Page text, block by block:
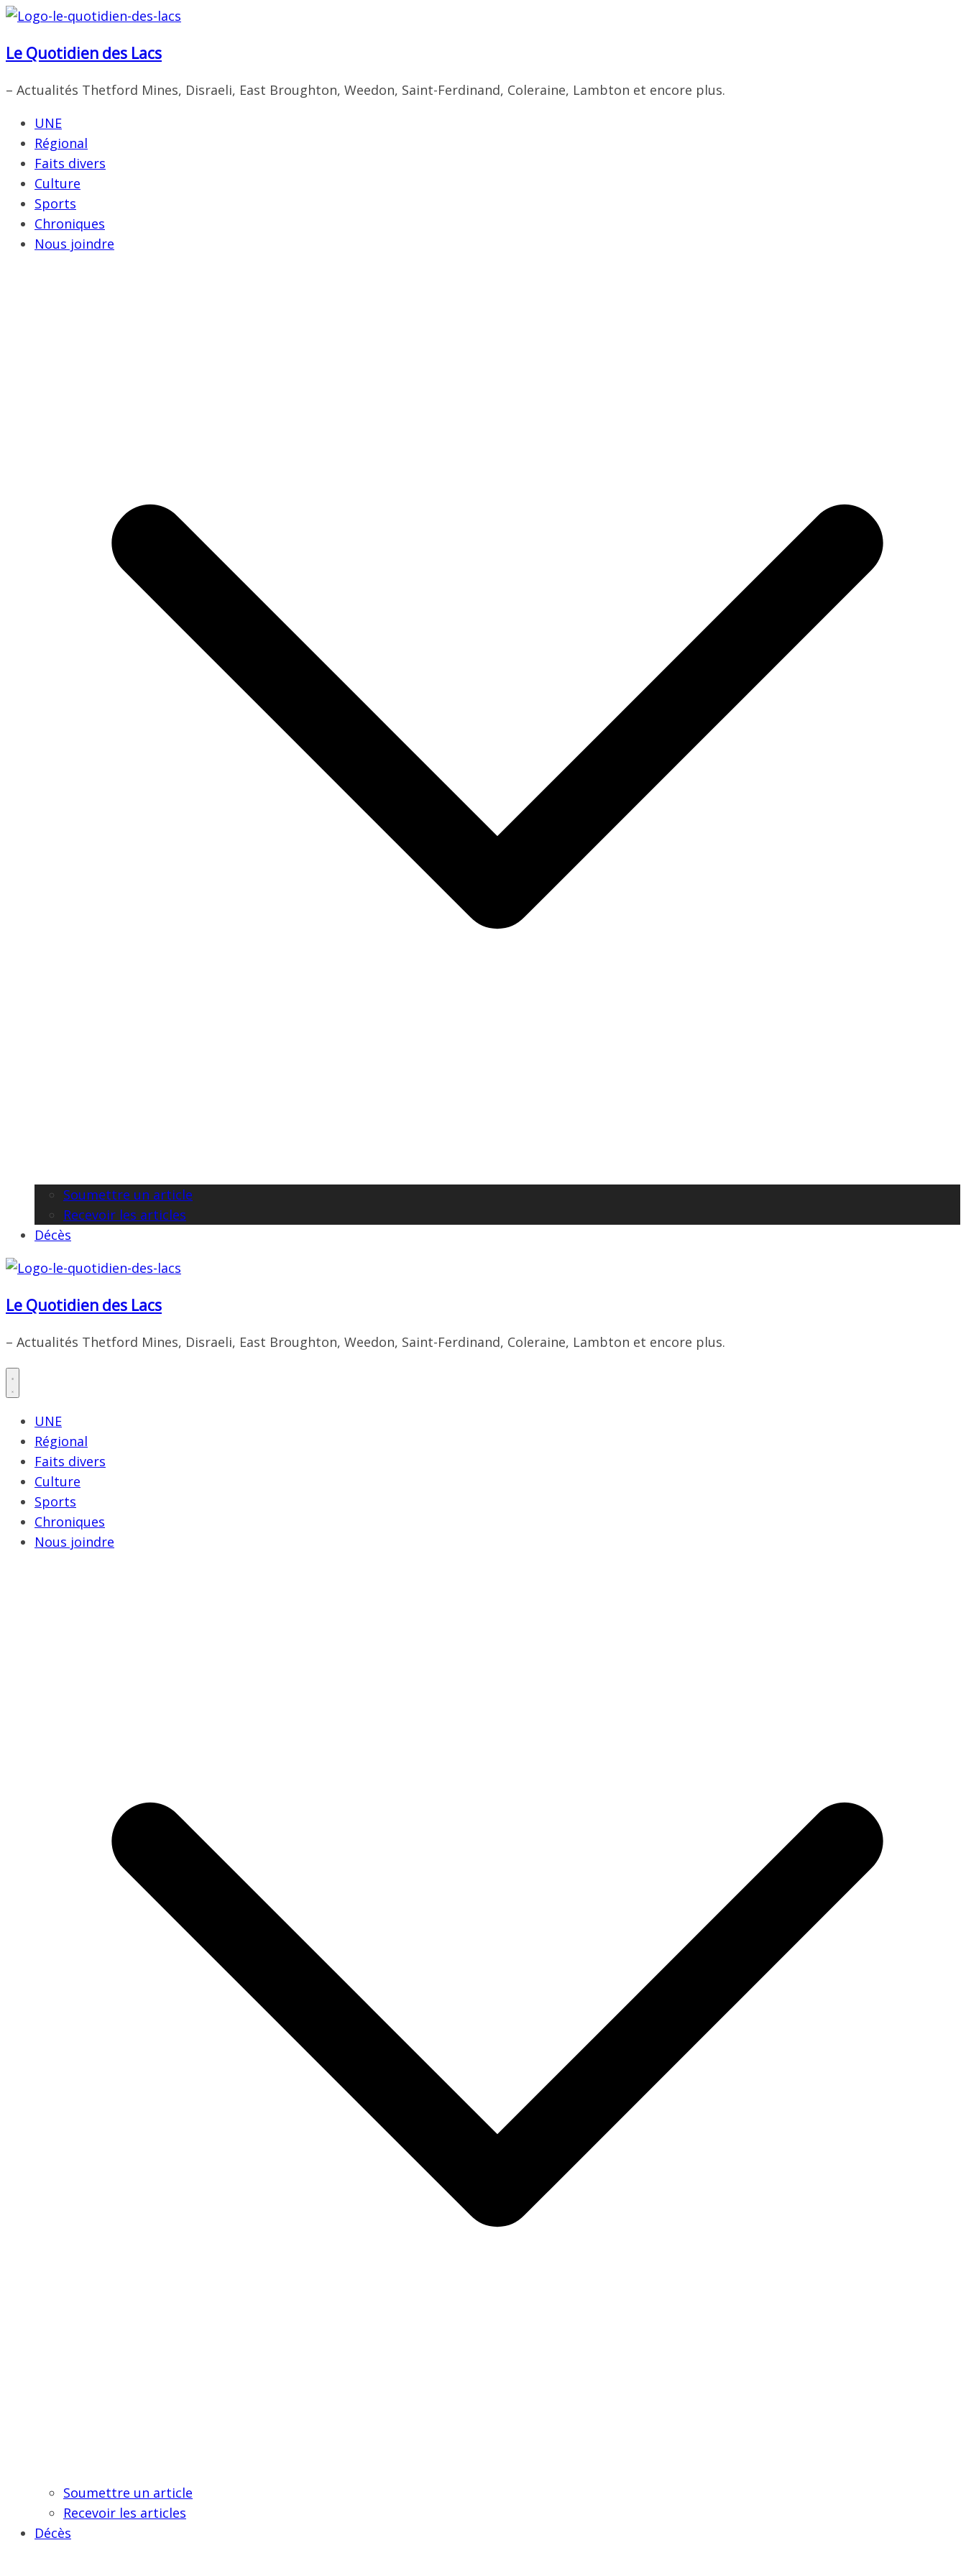
Passer
contenu
Le Quotidien des Lacs
– Actualités Thetford Mines, Disraeli, East Broughton, Weedon, Saint-Ferdinand, Coleraine, Lambton et encore plus.
UNE
Régional
Faits divers
Culture
Sports
Chroniques
Nous joindre
Soumettre un article
Recevoir les articles
Décès
Le Quotidien des Lacs
– Actualités Thetford Mines, Disraeli, East Broughton, Weedon, Saint-Ferdinand, Coleraine, Lambton et encore plus.
UNE
Régional
Faits divers
Culture
Sports
Chroniques
Nous joindre
Soumettre un article
Recevoir les articles
Décès